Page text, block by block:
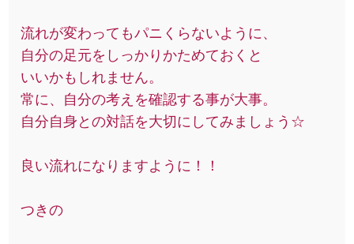
流れが変わってもパニくらないように、
自分の足元をしっかりかためておくと
いいかもしれません。
常に、自分の考えを確認する事が大事。
自分自身との対話を大切にしてみましょう☆
良い流れになりますように！！
つきの